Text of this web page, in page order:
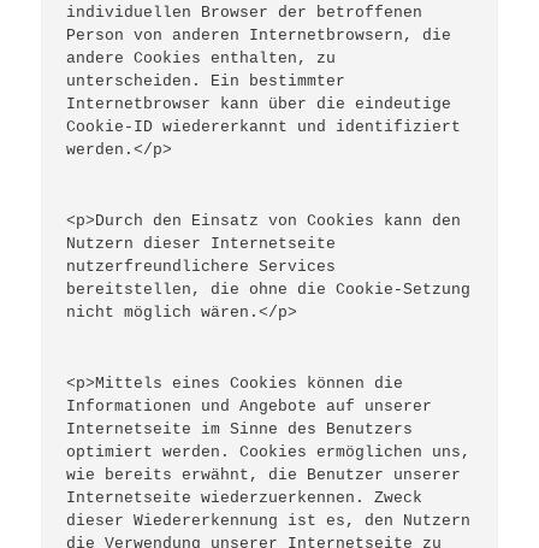
individuellen Browser der betroffenen
Person von anderen Internetbrowsern, die
andere Cookies enthalten, zu
unterscheiden. Ein bestimmter
Internetbrowser kann über die eindeutige
Cookie-ID wiedererkannt und identifiziert
werden.</p>
<p>Durch den Einsatz von Cookies kann den
Nutzern dieser Internetseite
nutzerfreundlichere Services
bereitstellen, die ohne die Cookie-Setzung
nicht möglich wären.</p>
<p>Mittels eines Cookies können die
Informationen und Angebote auf unserer
Internetseite im Sinne des Benutzers
optimiert werden. Cookies ermöglichen uns,
wie bereits erwähnt, die Benutzer unserer
Internetseite wiederzuerkennen. Zweck
dieser Wiedererkennung ist es, den Nutzern
die Verwendung unserer Internetseite zu